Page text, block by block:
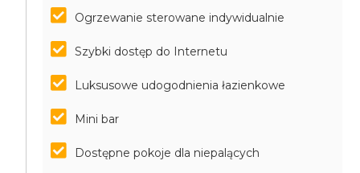
Ogrzewanie sterowane indywidualnie
Szybki dostęp do Internetu
Luksusowe udogodnienia łazienkowe
Mini bar
Dostępne pokoje dla niepalących